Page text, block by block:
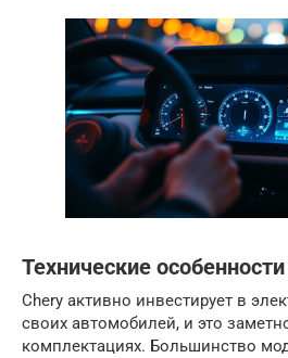
Технические
Chery активно инвестирует в
своих автомобилей, и это
комплектациях. Большинство